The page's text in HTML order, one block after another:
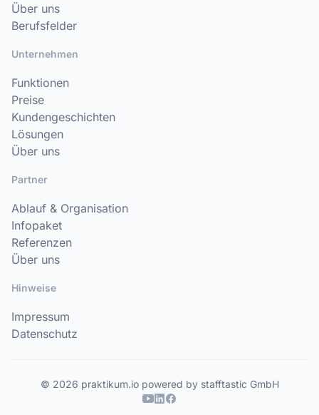
Über uns
Berufsfelder
Unternehmen
Funktionen
Preise
Kundengeschichten
Lösungen
Über uns
Partner
Ablauf & Organisation
Infopaket
Referenzen
Über uns
Hinweise
Impressum
Datenschutz
© 2026 praktikum.io powered by stafftastic GmbH